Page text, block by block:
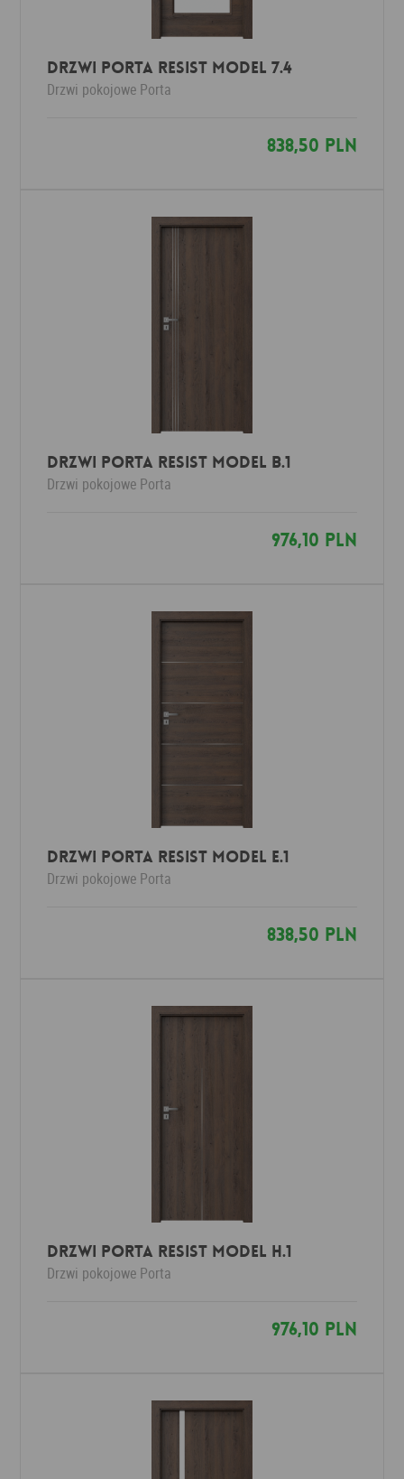
Drzwi Porta RESIST Model 7.4
Drzwi pokojowe Porta
838,50 PLN
Drzwi Porta RESIST Model B.1
Drzwi pokojowe Porta
976,10 PLN
Drzwi Porta Resist Model E.1
Drzwi pokojowe Porta
838,50 PLN
Drzwi Porta Resist Model H.1
Drzwi pokojowe Porta
976,10 PLN